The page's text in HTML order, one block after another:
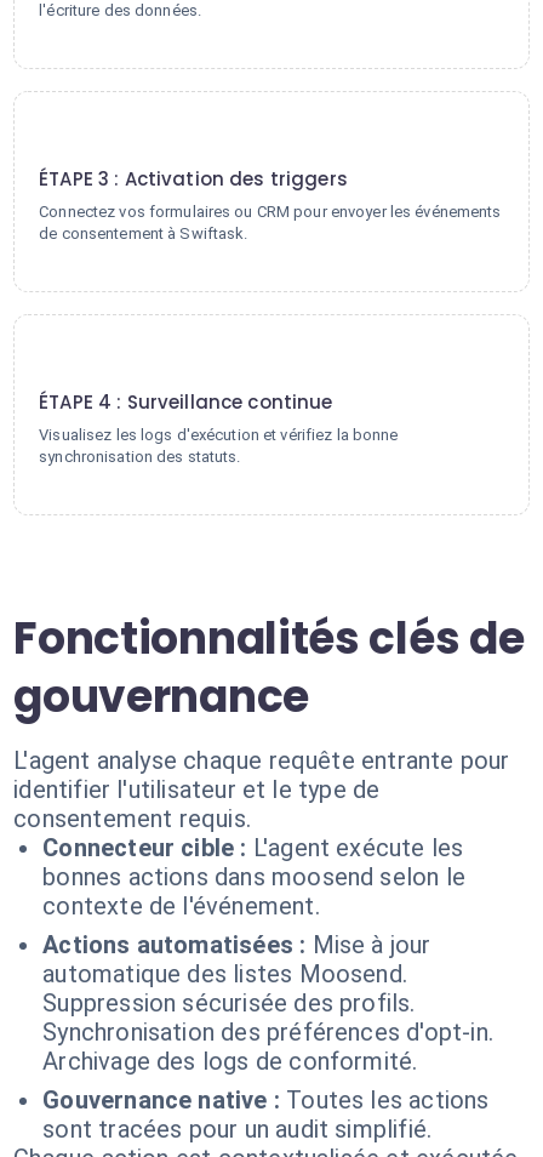
l'écriture des données.
ÉTAPE 3 : Activation des triggers
Connectez vos formulaires ou CRM pour envoyer les événements
de consentement à Swiftask.
ÉTAPE 4 : Surveillance continue
Visualisez les logs d'exécution et vérifiez la bonne
synchronisation des statuts.
Fonctionnalités clés de
gouvernance
L'agent analyse chaque requête entrante pour
identifier l'utilisateur et le type de
consentement requis.
Connecteur cible : L'agent exécute les
bonnes actions dans moosend selon le
contexte de l'événement.
Actions automatisées : Mise à jour
automatique des listes Moosend.
Suppression sécurisée des profils.
Synchronisation des préférences d'opt-in.
Archivage des logs de conformité.
Gouvernance native : Toutes les actions
sont tracées pour un audit simplifié.